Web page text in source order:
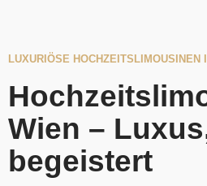
LUXURIÖSE HOCHZEITSLIMOUSINEN
Wien –
begeistert